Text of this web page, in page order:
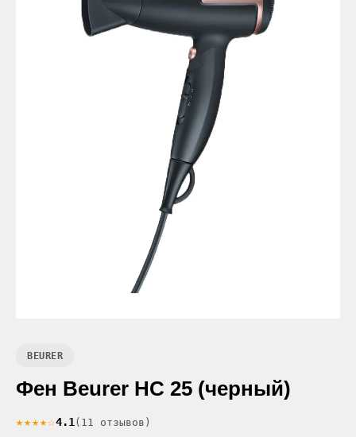
BEURER
Фен Beurer HC 25 (черный)
★★★★☆4.1 (11 отзывов)